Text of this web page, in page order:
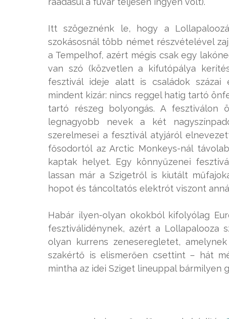
Itt szögeznénk le, hogy a
szokásosnál több német részvételével
a Tempelhof, azért mégis csak egy
van szó (közvetlen a kifutópálya
fesztivál ideje alatt is családok százai
mindent kizár: nincs reggel hatig tartó
tartó részeg bolyongás. A fesztiválon
legnagyobb nevek a két
szerelmesei a fesztivál atyjáról
fősodortól az Arctic Monkeys-nál
kaptak helyet. Egy könnyűzenei
lassan már a Szigetről is kiutált
hopot és táncoltatós elektrót viszont
Habár ilyen-olyan okokból kifolyólag
fesztiválidénynek, azért a Lollapalooza
olyan kurrens zeneseregletet,
szakértő is elismerően csettint – hát
mintha az idei Sziget lineuppal bármilyen